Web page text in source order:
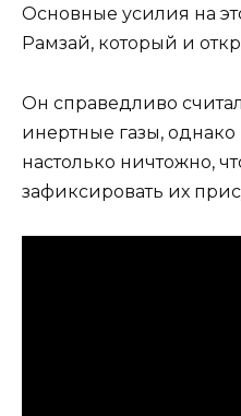
Основные усилия на
Рамзай, который и
Он справедливо
инертные газы, однако
настолько ничтожно,
зафиксировать их